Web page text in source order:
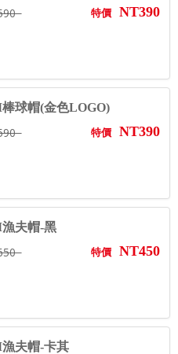
特價 NT390
球帽(金色LOGO)
特價 NT390
夫帽-黑
特價 NT450
夫帽-卡其